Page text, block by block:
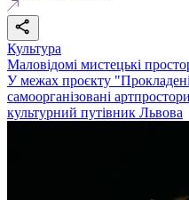
Культура
Маловідомі мистецькі
У межах проєкту
самоорганізовані
культурний путівник Львова